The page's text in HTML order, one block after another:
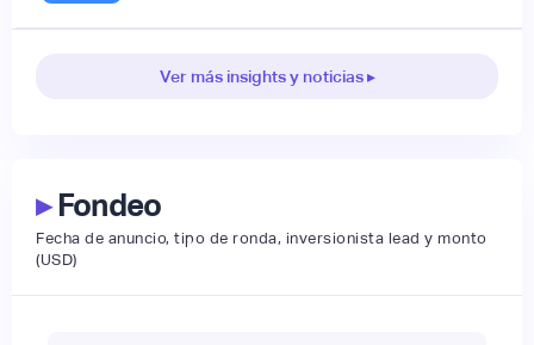
Ver más insights y noticias ▸
▸Fondeo
Fecha de anuncio, tipo de ronda, inversionista lead y monto
(USD)